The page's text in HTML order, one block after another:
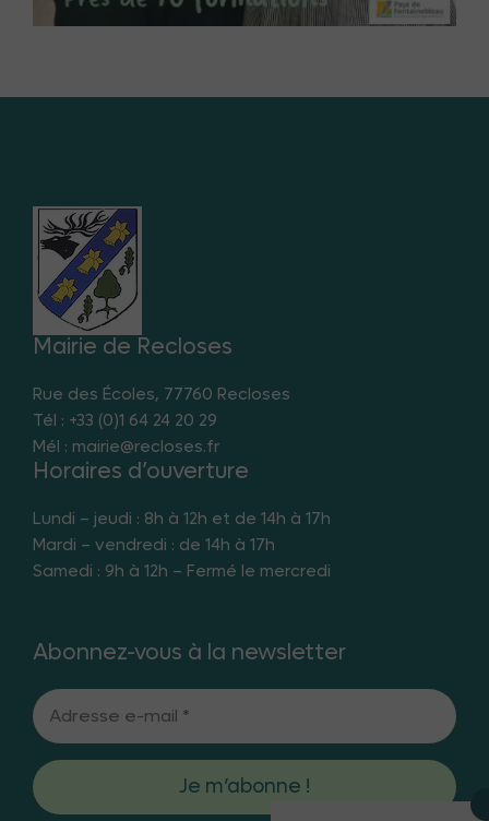
Mairie de Recloses
Rue des Écoles, 77760 Recloses
Tél : +33 (0)1 64 24 20 29
Mél : mairie@recloses.fr
Horaires d’ouverture
Lundi – jeudi : 8h à 12h et de 14h à 17h
Mardi – vendredi : de 14h à 17h
Samedi : 9h à 12h – Fermé le mercredi
Abonnez-vous à la newsletter